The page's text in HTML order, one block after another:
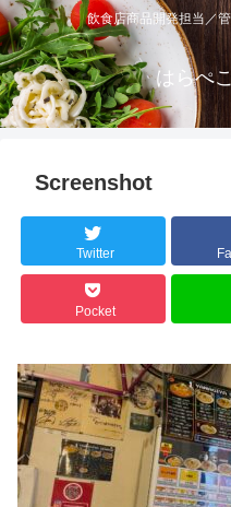
飲食店商品開発担当／
はらぺ
Screenshot
Twitter
Pocket